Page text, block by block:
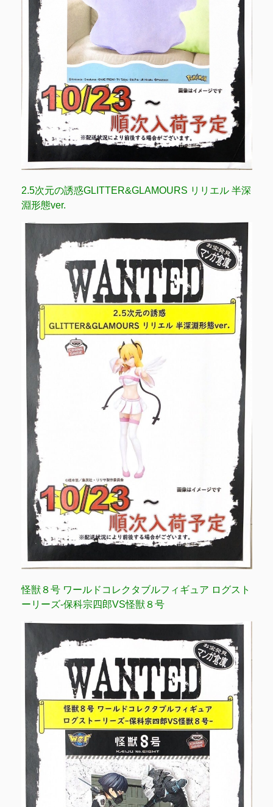
2.5次元の誘惑GLITTER&GLAMOURS リリエル 半深
淵形態ver.
怪獣８号 ワールドコレクタブルフィギュア ログスト
ーリーズ-保科宗四郎VS怪獣８号